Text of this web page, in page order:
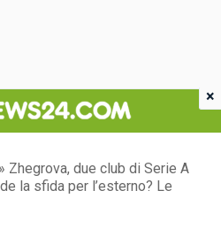
» Zhegrova, due club di Serie A
la sfida per l’esterno? Le
×